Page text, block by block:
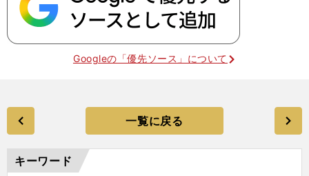
Googleの「優先ソース」について
一覧に戻る
キーワード